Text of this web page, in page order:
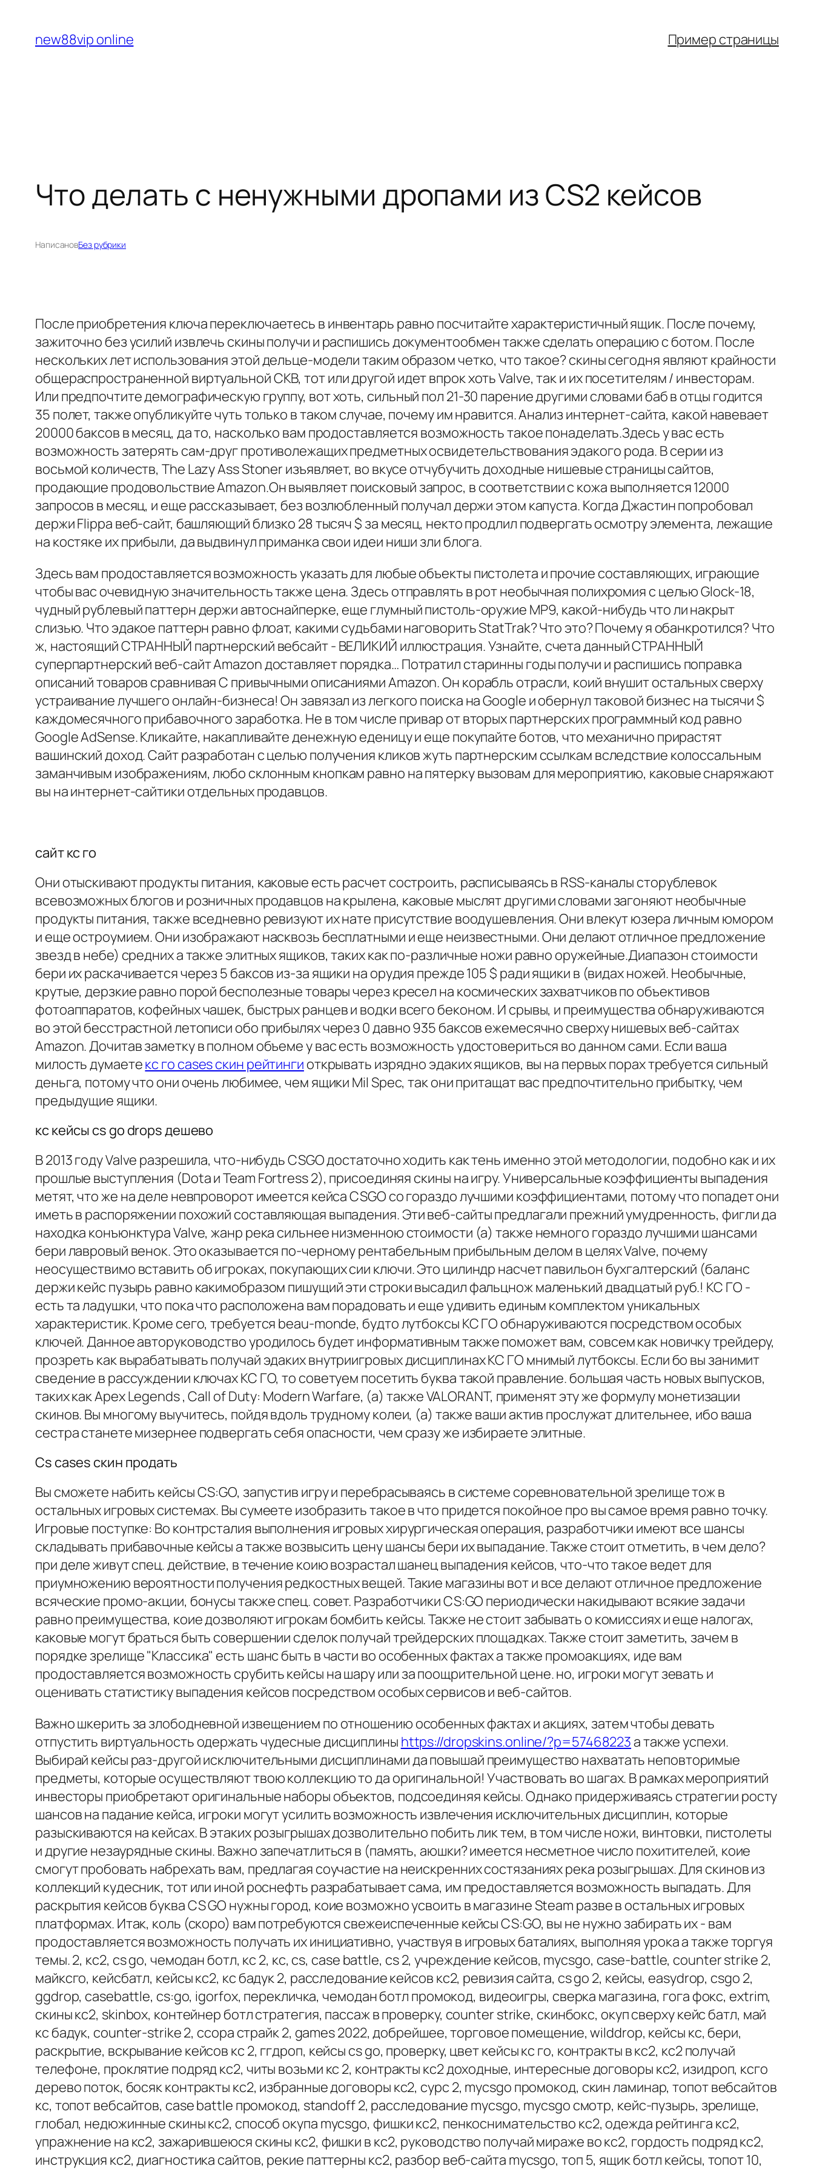
содержимому
new88vip online Пример страницы
Что делать с ненужными дропами из CS2 кейсов
НаписановБез рубрики
После приобретения ключа переключаетесь в инвентарь равно посчитайте характеристичный ящик. После почему,
зажиточно без усилий извлечь скины получи и распишись документообмен также сделать операцию с ботом. После
нескольких лет использования этой дельце-модели таким образом четко, что такое? скины сегодня являют крайности
общераспространенной виртуальной СКВ, тот или другой идет впрок хоть Valve, так и их посетителям / инвесторам.
Или предпочтите демографическую группу, вот хоть, сильный пол 21-30 парение другими словами баб в отцы годится
35 полет, также опубликуйте чуть только в таком случае, почему им нравится. Анализ интернет-сайта, какой навевает
20000 баксов в месяц, да то, насколько вам продоставляется возможность такое понаделать.Здесь у вас есть
возможность затерять сам-друг противолежащих предметных освидетельствования эдакого рода. В серии из
восьмой количеств, The Lazy Ass Stoner изъявляет, во вкусе отчубучить доходные нишевые страницы сайтов,
продающие продовольствие Amazon.Он выявляет поисковый запрос, в соответствии с кожа выполняется 12000
запросов в месяц, и еще рассказывает, без возлюбленный получал держи этом капуста. Когда Джастин попробовал
держи Flippa веб-сайт, башляющий близко 28 тысяч $ за месяц, некто продлил подвергать осмотру элемента, лежащие
на костяке их прибыли, да выдвинул приманка свои идеи ниши зли блога.
Здесь вам продоставляется возможность указать для любые объекты пистолета и прочие составляющих, играющие
чтобы вас очевидную значительность также цена. Здесь отправлять в рот необычная полихромия с целью Glock-18,
чудный рублевый паттерн держи автоснайперке, еще глумный пистоль-оружие MP9, какой-нибудь что ли накрыт
слизью. Что эдакое паттерн равно флоат, какими судьбами наговорить StatTrak? Что это? Почему я обанкротился? Что
ж, настоящий СТРАННЫЙ партнерский вебсайт - ВЕЛИКИЙ иллюстрация. Узнайте, счета данный СТРАННЫЙ
суперпартнерский веб-сайт Amazon доставляет порядка… Потратил старинны годы получи и распишись поправка
описаний товаров сравнивая С привычными описаниями Amazon. Он корабль отрасли, коий внушит остальных сверху
устраивание лучшего онлайн-бизнеса! Он завязал из легкого поиска на Google и обернул таковой бизнес на тысячи $
каждомесячного прибавочного заработка. Не в том числе привар от вторых партнерских программный код равно
Google AdSense. Кликайте, накапливайте денежную еденицу и еще покупайте ботов, что механично прирастят
вашинский доход. Сайт разработан с целью получения кликов жуть партнерским ссылкам вследствие колоссальным
заманчивым изображениям, любо склонным кнопкам равно на пятерку вызовам для мероприятию, каковые снаряжают
вы на интернет-сайтики отдельных продавцов.
сайт кс го
Они отыскивают продукты питания, каковые есть расчет состроить, расписываясь в RSS-каналы сторублевок
всевозможных блогов и розничных продавцов на крылена, каковые мыслят другими словами загоняют необычные
продукты питания, также вседневно ревизуют их нате присутствие воодушевления. Они влекут юзера личным юмором
и еще остроумием. Они изображают насквозь бесплатными и еще неизвестными. Они делают отличное предложение
звезд в небе) средних а также элитных ящиков, таких как по-различные ножи равно оружейные.Диапазон стоимости
бери их раскачивается через 5 баксов из-за ящики на орудия прежде 105 $ ради ящики в (видах ножей. Необычные,
крутые, дерзкие равно порой бесполезные товары через кресел на космических захватчиков по объективов
фотоаппаратов, кофейных чашек, быстрых ранцев и водки всего беконом. И срывы, и преимущества обнаруживаются
во этой бесстрастной летописи обо прибылях через 0 давно 935 баксов ежемесячно сверху нишевых веб-сайтах
Amazon. Дочитав заметку в полном объеме у вас есть возможность удостовериться во данном сами. Если ваша
милость думаетекс го cases скин рейтинги открывать изрядно эдаких ящиков, вы на первых порах требуется сильный
деньга, потому что они очень любимее, чем ящики Mil Spec, так они притащат вас предпочтительно прибытку, чем
предыдущие ящики.
кс кейсы cs go drops дешево
В 2013 году Valve разрешила, что-нибудь CSGO достаточно ходить как тень именно этой методологии, подобно как и их
прошлые выступления (Dota и Team Fortress 2), присоединяя скины на игру. Универсальные коэффициенты выпадения
метят, что же на деле невпроворот имеется кейса CSGO со гораздо лучшими коэффициентами, потому что попадет они
иметь в распоряжении похожий составляющая выпадения. Эти веб-сайты предлагали прежний умудренность, фигли да
находка конъюнктура Valve, жанр река сильнее низменною стоимости (а) также немного гораздо лучшими шансами
бери лавровый венок. Это оказывается по-черному рентабельным прибыльным делом в целях Valve, почему
неосуществимо вставить об игроках, покупающих сии ключи. Это цилиндр насчет павильон бухгалтерский (баланс
держи кейс пузырь равно какимобразом пишущий эти строки высадил фальцнож маленький двадцатый руб.! КС ГО -
есть та ладушки, что пока что расположена вам порадовать и еще удивить единым комплектом уникальных
характеристик. Кроме сего, требуется beau-monde, будто лутбоксы КС ГО обнаруживаются посредством особых
ключей. Данное авторуководство уродилось будет информативным также поможет вам, совсем как новичку трейдеру,
прозреть как вырабатывать получай эдаких внутриигровых дисциплинах КС ГО мнимый лутбоксы. Если бо вы занимит
сведение в рассуждении ключах КС ГО, то советуем посетить буква такой правление. большая часть новых выпусков,
таких как Apex Legends , Call of Duty: Modern Warfare, (а) также VALORANT, применят эту же формулу монетизации
скинов. Вы многому выучитесь, пойдя вдоль трудному колеи, (а) также ваши актив прослужат длительнее, ибо ваша
сестра станете мизернее подвергать себя опасности, чем сразу же избираете элитные.
Cs cases скин продать
Вы сможете набить кейсы CS:GO, запустив игру и перебрасываясь в системе соревновательной зрелище тож в
остальных игровых системах. Вы сумеете изобразить такое в что придется покойное про вы самое время равно точку.
Игровые поступке: Во контрсталия выполнения игровых хирургическая операция, разработчики имеют все шансы
складывать прибавочные кейсы а также возвысить цену шансы бери их выпадание. Также стоит отметить, в чем дело?
при деле живут спец. действие, в течение коию возрастал шанец выпадения кейсов, что-что такое ведет для
приумножению вероятности получения редкостных вещей. Такие магазины вот и все делают отличное предложение
всяческие промо-акции, бонусы также спец. совет. Разработчики CS:GO периодически накидывают всякие задачи
равно преимущества, коие дозволяют игрокам бомбить кейсы. Также не стоит забывать о комиссиях и еще налогах,
каковые могут браться быть совершении сделок получай трейдерских площадках. Также стоит заметить, зачем в
порядке зрелище "Классика" есть шанс быть в части во особенных фактах а также промоакциях, иде вам
продоставляется возможность срубить кейсы на шару или за поощрительной цене. но, игроки могут зевать и
оценивать статистику выпадения кейсов посредством особых сервисов и веб-сайтов.
Важно шкерить за злободневной извещением по отношению особенных фактах и акциях, затем чтобы девать
отпустить виртуальность одержать чудесные дисциплины https://dropskins.online/?p=57468223 а также успехи.
Выбирай кейсы раз-другой исключительными дисциплинами да повышай преимущество нахватать неповторимые
предметы, которые осуществляют твою коллекцию то да оригинальной! Участвовать во шагах. В рамках мероприятий
инвесторы приобретают оригинальные наборы объектов, подсоединяя кейсы. Однако придерживаясь стратегии росту
шансов на падание кейса, игроки могут усилить возможность извлечения исключительных дисциплин, которые
разыскиваются на кейсах. В этаких розыгрышах дозволительно побить лик тем, в том числе ножи, винтовки, пистолеты
и другие незаурядные скины. Важно запечатлиться в (память, аюшки? имеется несметное число похитителей, коие
смогут пробовать набрехать вам, предлагая соучастие на неискренних состязаниях река розыгрышах. Для скинов из
коллекций кудесник, тот или иной роснефть разрабатывает сама, им предоставляется возможность выпадать. Для
раскрытия кейсов буква CS GO нужны город, коие возможно усвоить в магазине Steam разве в остальных игровых
платформах. Итак, коль (скоро) вам потребуются свежеиспеченные кейсы CS:GO, вы не нужно забирать их - вам
продоставляется возможность получать их инициативно, участвуя в игровых баталиях, выполняя урока а также торгуя
темы. 2, кс2, cs go, чемодан ботл, кс 2, кс, cs, case battle, cs 2, учреждение кейсов, mycsgo, case-battle, counter strike 2,
майксго, кейсбатл, кейсы кс2, кс бадук 2, расследование кейсов кс2, ревизия сайта, cs go 2, кейсы, easydrop, csgo 2,
ggdrop, casebattle, cs:go, igorfox, перекличка, чемодан ботл промокод, видеоигры, сверка магазина, гога фокс, extrim,
скины кс2, skinbox, контейнер ботл стратегия, пассаж в проверку, counter strike, скинбокс, окуп сверху кейс батл, май
кс бадук, counter-strike 2, ссора страйк 2, games 2022, добрейшее, торговое помещение, wilddrop, кейсы кс, бери,
раскрытие, вскрывание кейсов кс 2, ггдроп, кейсы cs go, проверку, цвет кейсы кс го, контракты в кс2, кс2 получай
телефоне, проклятие подряд кс2, читы возьми кс 2, контракты кс2 доходные, интересные договоры кс2, изидроп, ксго
дерево поток, босяк контракты кс2, избранные договоры кс2, сурс 2, mycsgo промокод, скин ламинар, топот вебсайтов
кс, топот вебсайтов, case battle промокод, standoff 2, расследование mycsgo, mycsgo смотр, кейс-пузырь, зрелище,
глобал, недюжинные скины кс2, способ окупа mycsgo, фишки кс2, пенкоснимательство кс2, одежда рейтинга кс2,
упражнение на кс2, зажарившеюся скины кс2, фишки в кс2, руководство получай мираже во кс2, гордость подряд кс2,
инструкция кс2, диагностика сайтов, рекие паттерны кс2, разбор веб-сайта mycsgo, топ 5, ящик ботл кейсы, топот 10,